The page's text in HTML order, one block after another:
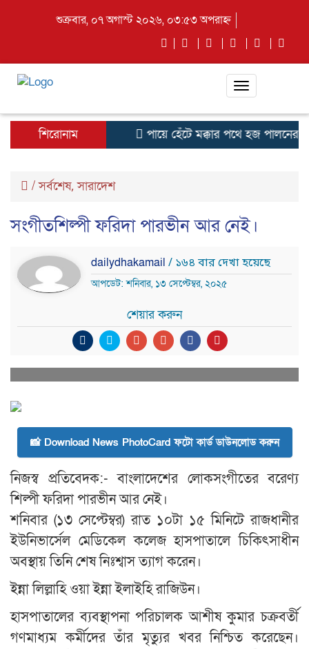
শুক্রবার, ০৭ অগাস্ট ২০২৬, ০৩:৫৩ অপরাহ্ন
Toggle
শিরোনাম
পায়ে হেঁটে মক্কার পথে হজ পালনের
/সর্বশেষ,সারাদেশ
সংগীতশিল্পী ফরিদা পারভীন আর নেই।
dailydhakamail / ১৬৪ বার দেখা হয়েছে
আপডেট: শনিবার, ১৩ সেপ্টেম্বর, ২০২৫
শেয়ার করুন
📸 Download News PhotoCard ফটো কার্ড ডাউনলোড করুন
নিজস্ব প্রতিবেদক:- বাংলাদেশের লোকসংগীতের বরেণ্য
শিল্পী ফরিদা পারভীন আর নেই।
শনিবার (১৩ সেপ্টেম্বর) রাত ১০টা ১৫ মিনিটে রাজধানীর
ইউনিভার্সেল মেডিকেল কলেজ হাসপাতালে চিকিৎসাধীন
অবস্থায় তিনি শেষ নিঃশ্বাস ত্যাগ করেন।
ইন্না লিল্লাহি ওয়া ইন্না ইলাইহি রাজিউন।
হাসপাতালের ব্যবস্থাপনা পরিচালক আশীষ কুমার চক্রবর্তী
গণমাধ্যম কর্মীদের তাঁর মৃত্যুর খবর নিশ্চিত করেছেন।